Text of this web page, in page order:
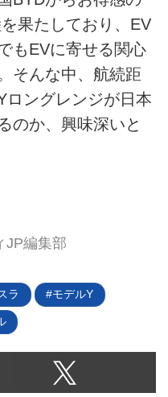
果たしており、EV
もEVに寄せる関心
そんな中、航続距
ロングレンジが日本
のか、興味深いと
JP編集部
ラ モデルY